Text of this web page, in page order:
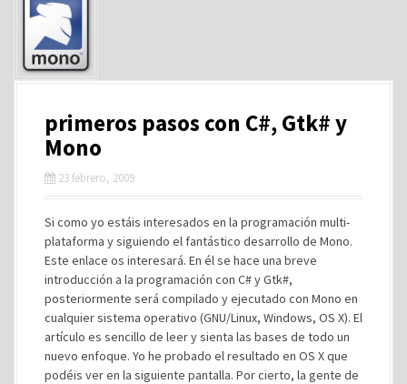
primeros pasos con C#, Gtk# y
Mono
23 febrero, 2009
Si como yo estáis interesados en la programación multi-
plataforma y siguiendo el fantástico desarrollo de Mono.
Este enlace os interesará. En él se hace una breve
introducción a la programación con C# y Gtk#,
posteriormente será compilado y ejecutado con Mono en
cualquier sistema operativo (GNU/Linux, Windows, OS X). El
artículo es sencillo de leer y sienta las bases de todo un
nuevo enfoque. Yo he probado el resultado en OS X que
podéis ver en la siguiente pantalla. Por cierto, la gente de